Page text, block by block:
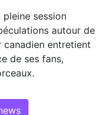
session
autour de
canadien entretient
de ses fans,